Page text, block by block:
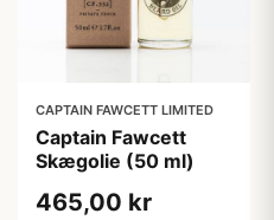
CAPTAIN FAWCETT LIMITED
Captain Fawcett
Skægolie (50 ml)
465,00 kr